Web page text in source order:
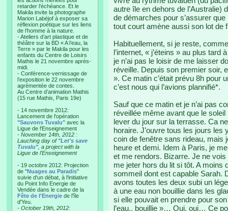
retarder l’échéance. Et le
Makila invite la photographe
Marion Labéjof à exposer sa
réflexion poétique sur les liens
de l’homme à la nature.
- Ateliers d’art plastique et de
théâtre sur la BD « A l’eau, la
Terre » par le Makila pour les
enfants du Centre de Loisirs
Mathis le 21 novembre après-
midi.
- Conférence-vernissage de
l’exposition le 22 novembre
agrémentée de contes.
Au Centre d’animation Mathis
(15 rue Mathis, Paris 19e)
- 14 novembre 2012:
Lancement de l'opération
"Sauvons Tuvalu" avec la
Ligue de l'Enseignement
- November 14th, 2012 :
Lauching day of "Let's save
Tuvalu", a project with la
Ligue de l'Enseignement
- 19 octobre 2012: Projection
de "Nuages au Paradis"
suivie d'un débat, à l'initiative
du Point Info Energie de
Vendée dans le cadre de la
Fête de l'Energie de l'île
d'Yeu.
- October 19th, 2012:
autre île en dehors de l’Australie)
de démarches pour s’assurer
tout court amène aussi son lot de
Habituellement, si je reste,
l’internet, « j’éteins » au plus
je n’ai pas le loisir de me laisser
réveille. Depuis son premier soir,
». Ce matin c’était prévu 8h pour
c’est nous qui l’avions plannifié*.
Sauf que ce matin et je n’ai pas
réveillée même avant que le
lever du jour sur la terrasse. Ca
horaire. J’ouvre tous les jours
coin de fenêtre sans rideau, mais
heure et demi. Idem à Paris, je
et me rendors. Bizarre. Je ne
me jeter hors du lit si tôt. A moins
sommeil dont est capable Sarah.
avons toutes les deux subi un
à une eau non bouillie dans les
si elle pouvait en prendre pour
l’eau.. bouillie »… Oui, oui… Ce